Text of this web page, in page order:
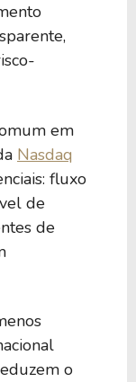
em
Nasdaq
fluxo
de
de
o